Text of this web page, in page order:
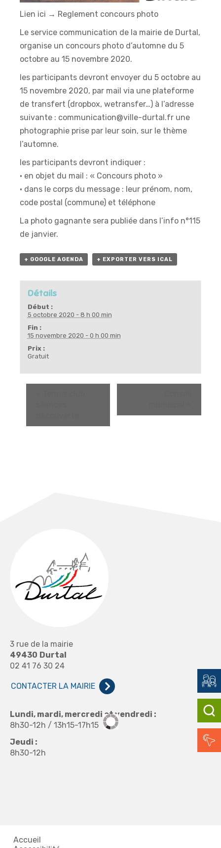
Lien ici → Reglement concours photo
Le service communication de la mairie de Durtal,
organise un concours photo d’automne du 5
octobre au 15 novembre 2020.
les participants devront envoyer du 5 octobre au
15 novembre 2020, par mail via une plateforme
de transfert (dropbox, wetransfer…) à l’adresse
suivante : communication@ville-durtal.fr une
photographie prise par leur soin, sur le thème
l’automne.
les participants devront indiquer :
• en objet du mail : « Concours photo »
• dans le corps du message : leur prénom, nom,
code postal (commune) et téléphone
La photo gagnante sera publiée dans l’info n°115
de janvier.
+ GOOGLE AGENDA + EXPORTER VERS ICAL
Détails
Début :
5 octobre 2020 - 8 h 00 min
Fin :
15 novembre 2020 - 0 h 00 min
Prix :
Gratuit
3 rue de la mairie
49430 Durtal
02 41 76 30 24
CONTACTER LA MAIRIE
Lundi, mardi, mercredi et vendredi :
8h30-12h / 13h15-17h15
Jeudi :
8h30-12h
Accueil